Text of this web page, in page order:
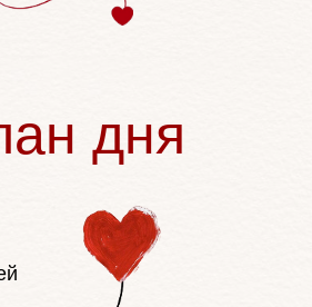
дня